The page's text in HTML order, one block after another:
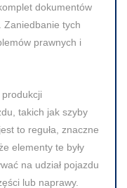
dokumentów
Zaniedbanie tych
prawnych i
takich jak szyby
to reguła, znaczne
elementy te były
na udział pojazdu
lub naprawy.